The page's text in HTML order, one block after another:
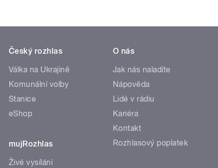
Český rozhlas
Válka na Ukrajině
Komunální volby
Stanice
eShop
mujRozhlas
Živé vysílání
O nás
Jak nás naladíte
Nápověda
Lidé v rádiu
Kariéra
Kontakt
Rozhlasový poplatek